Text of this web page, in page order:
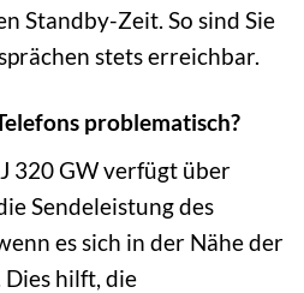
Standby-Zeit. So sind Sie
stets erreichbar.
problematisch?
320 GW verfügt über
Sendeleistung des
es sich in der Nähe der
hilft, die